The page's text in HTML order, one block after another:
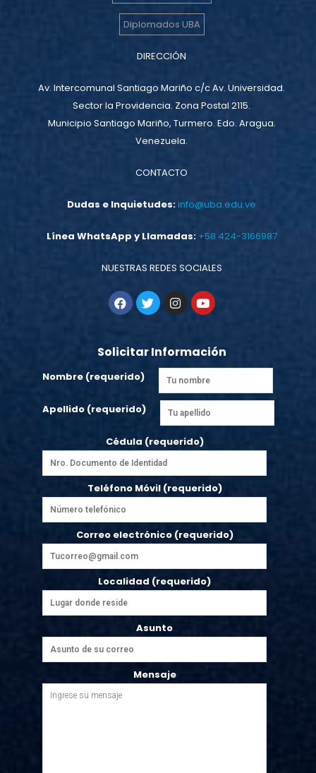
Diplomados UBA
DIRECCIÓN
Av. Intercomunal Santiago Mariño c/c Av. Universidad.
Sector la Providencia. Zona Postal 2115.
Municipio Santiago Mariño, Turmero. Edo. Aragua.
Venezuela.
CONTACTO
Dudas e Inquietudes:info@uba.edu.ve
Línea WhatsApp y Llamadas:+58 424-3166987
NUESTRAS REDES SOCIALES
Solicitar Información
Nombre (requerido)
Apellido (requerido)
Cédula (requerido)
Teléfono Móvil (requerido)
Correo electrónico (requerido)
Localidad (requerido)
Asunto
Mensaje